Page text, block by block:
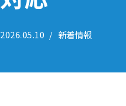
2026.05.10 新着情報